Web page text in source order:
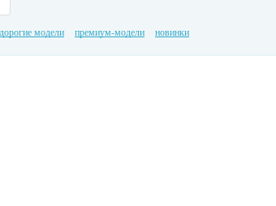
модели премиум-модели новинки